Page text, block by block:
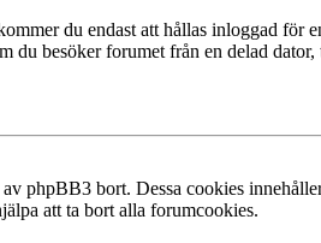
du endast att hållas inloggad
du besöker forumet från en delad
phpBB3 bort. Dessa cookies
att ta bort alla forumcookies.